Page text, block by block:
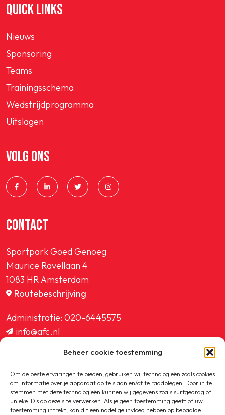
Beheer cookie toestemming
Om de beste ervaringen te bieden, gebruiken wij technologieën zoals cookies
om informatie over je apparaat op te slaan en/of te raadplegen. Door in te
stemmen met deze technologieën kunnen wij gegevens zoals surfgedrag of
unieke ID's op deze site verwerken. Als je geen toestemming geeft of uw
toestemming intrekt, kan dit een nadelige invloed hebben op bepaalde
QUICK LINKS
Nieuws
Sponsoring
Teams
Trainingsschema
Wedstrijdprogramma
Uitslagen
VOLG ONS
CONTACT
Sportpark Goed Genoeg
Maurice Ravellaan 4
1083 HR Amsterdam
Routebeschrijving
Administratie: 020-6445575
info@afc.nl
ledenadministratie@afc.nl